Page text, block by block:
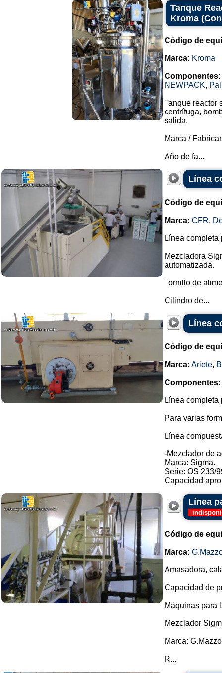
Tanque
Kroma
Código de
Marca: Kroma
Componentes:
NEWPACK,
Tanque reactor
centrífuga,
salida.
Marca /
Año de fa...
Línea
Código de
Marca: CFR,
Línea completa
Mezcladora
automatizada.
Tornillo de
Cilindro de...
Línea
Código de
Marca: Ariete,
Componentes:
Línea completa
Para varias
Línea
-Mezclador de
Marca: Sigma.
Serie: OS 233/
Capacidad
Línea
[
Código de
Marca:
Amasadora,
Capacidad de
Máquinas para
Mezclador
Marca:
R...